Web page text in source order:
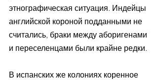
этнографическая ситуация. Индейцы
английской короной подданными не
считались, браки между аборигенами
и переселенцами были крайне редки.
В испанских же колониях коренное